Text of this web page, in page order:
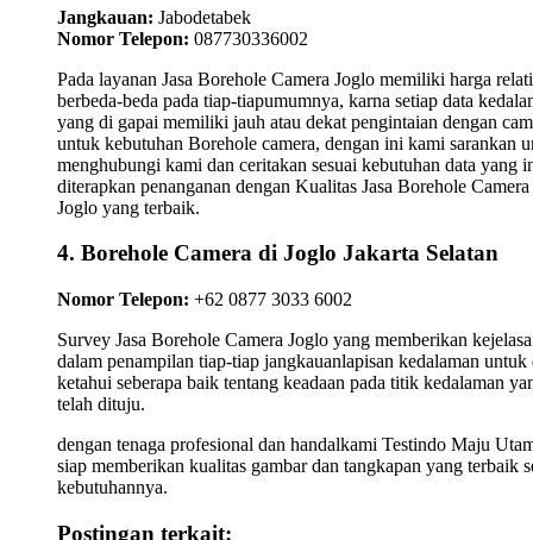
Jangkauan: Jabodetabek
Nomor Telepon: 087730336002
Pada layanan Jasa Borehole Camera Joglo memiliki harga
berbeda-beda pada tiap-tiapumumnya, karna setiap data
yang di gapai memiliki jauh atau dekat pengintaian dengan
untuk kebutuhan Borehole camera, dengan ini kami sarankan
menghubungi kami dan ceritakan sesuai kebutuhan data yang
diterapkan penanganan dengan Kualitas Jasa Borehole Camera
Joglo yang terbaik.
4. Borehole Camera di Joglo Jakarta Selatan
Nomor Telepon: +62 0877 3033 6002
Survey Jasa Borehole Camera Joglo yang memberikan
dalam penampilan tiap-tiap jangkauanlapisan kedalaman untuk
ketahui seberapa baik tentang keadaan pada titik kedalaman
telah dituju.
dengan tenaga profesional dan handalkami Testindo Maju
siap memberikan kualitas gambar dan tangkapan yang terbaik
kebutuhannya.
Postingan terkait: